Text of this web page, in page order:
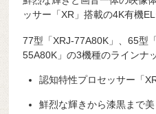
ッサー「XR」搭載の4K有機
77型「XRJ-77A80K」、65型
55A80K」の3機種のラインナ
認知特性プロセッサー「
鮮烈な輝きから漆黒まで